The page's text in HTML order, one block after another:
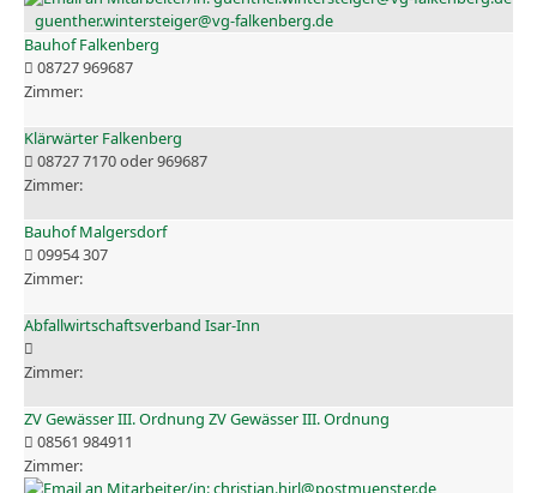
guenther.wintersteiger@vg-falkenberg.de
Bauhof Falkenberg
08727 969687
Klärwärter Falkenberg
08727 7170 oder 969687
Bauhof Malgersdorf
09954 307
Abfallwirtschaftsverband Isar-Inn
ZV Gewässer III. Ordnung ZV Gewässer III. Ordnung
08561 984911